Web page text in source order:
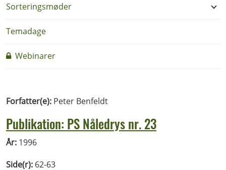
Sorteringsmøder
Temadage
Webinarer
Forfatter(e): Peter Benfeldt
Publikation: PS Nåledrys nr. 23
År: 1996
Side(r): 62-63